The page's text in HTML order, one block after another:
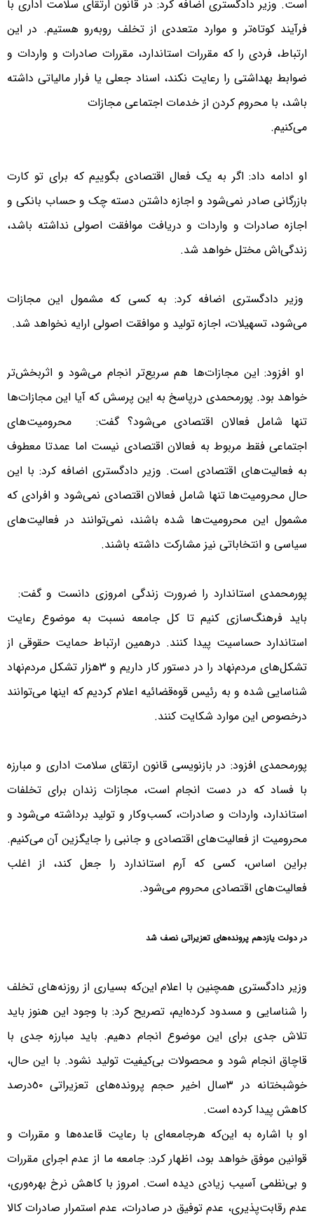
است. وزیر دادگستری اضافه کرد: در قانون ارتقای سلامت اداری با
فرآیند کوتاه‌تر و موارد متعددی از تخلف روبه‌رو هستیم. در این
ارتباط، فردی را که مقررات استاندارد، مقررات صادرات و واردات و
ضوابط بهداشتی را رعایت نکند، اسناد جعلی یا فرار مالیاتی داشته
باشد، با محروم کردن از خدمات اجتماعی مجازات
می‌کنیم.
او ادامه داد: اگر به یک فعال اقتصادی بگوییم که برای تو کارت
بازرگانی صادر نمی‌شود و اجازه داشتن دسته چک و حساب بانکی و
اجازه صادرات و واردات و دریافت موافقت اصولی نداشته باشد،
زندگی‌اش مختل خواهد شد.
وزیر دادگستری اضافه کرد: به کسی که مشمول این مجازات
می‌شود، تسهیلات، اجازه تولید و موافقت اصولی ارایه نخواهد شد.
او افزود: این مجازات‌ها هم سریع‌تر انجام می‌شود و اثربخش‌تر
خواهد بود. پورمحمدی درپاسخ به این پرسش که آیا این مجازات‌ها
تنها شامل فعالان اقتصادی می‌شود؟ گفت: محرومیت‌های
اجتماعی فقط مربوط به فعالان اقتصادی نیست اما عمدتا معطوف
به فعالیت‌های اقتصادی است. وزیر دادگستری اضافه کرد: با این
حال محرومیت‌ها تنها شامل فعالان اقتصادی نمی‌شود و افرادی که
مشمول این محرومیت‌ها شده باشند، نمی‌توانند در فعالیت‌های
سیاسی و انتخاباتی نیز مشارکت داشته باشند.
پورمحمدی استاندارد را ضرورت زندگی امروزی دانست و گفت:
باید فرهنگ‌سازی کنیم تا کل جامعه نسبت به موضوع رعایت
استاندارد حساسیت پیدا کنند. درهمین ارتباط حمایت حقوقی از
تشکل‌های مردم‌نهاد را در دستور کار داریم و ۳هزار تشکل مردم‌نهاد
شناسایی شده و به رئیس قوه‌قضائیه اعلام کردیم که اینها می‌توانند
درخصوص این موارد شکایت کنند.
پورمحمدی افزود: در بازنویسی قانون ارتقای سلامت اداری و مبارزه
با فساد که در دست انجام است، مجازات زندان برای تخلفات
استاندارد، واردات و صادرات، کسب‌وکار و تولید برداشته می‌شود و
محرومیت از فعالیت‌های اقتصادی و جانبی را جایگزین آن می‌کنیم.
براین اساس، کسی که آرم استاندارد را جعل کند، از اغلب
فعالیت‌های اقتصادی محروم می‌شود.
در دولت یازدهم پرونده‌های تعزیراتی نصف شد
وزیر دادگستری همچنین با اعلام این‌که بسیاری از روزنه‌های تخلف
را شناسایی و مسدود کرده‌ایم، تصریح کرد: با وجود این هنوز باید
تلاش جدی برای این موضوع انجام دهیم. باید مبارزه جدی با
قاچاق انجام شود و محصولات بی‌کیفیت تولید نشود. با این حال،
خوشبختانه در ٣‌سال اخیر حجم پرونده‌های تعزیراتی ٥٠‌درصد
کاهش پیدا کرده است.
او با اشاره به این‌که هرجامعه‌ای با رعایت قاعده‌ها و مقررات و
قوانین موفق خواهد بود، اظهار کرد: جامعه ما از عدم اجرای مقررات
و بی‌نظمی آسیب زیادی دیده است. امروز با کاهش نرخ بهره‌وری،
عدم رقابت‌پذیری، عدم توفیق در صادرات، عدم استمرار صادرات کالا